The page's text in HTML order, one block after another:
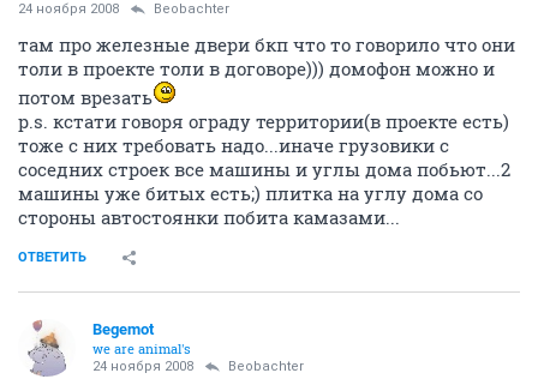
24 ноября 2008 Beobachter
там про железные двери бкп что то говорило что они
толи в проекте толи в договоре))) домофон можно и
потом врезать
p.s. кстати говоря ограду территории(в проекте есть)
тоже с них требовать надо...иначе грузовики с
соседних строек все машины и углы дома побьют...2
машины уже битых есть;) плитка на углу дома со
стороны автостоянки побита камазами...
ОТВЕТИТЬ
Begemot
we are animal's
24 ноября 2008 Beobachter